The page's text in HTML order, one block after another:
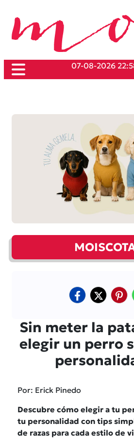
07-08-2026
Sin meter la
elegir un perro
Por: Erick Pinedo
Descubre cómo elegir a tu
tu personalidad con tips
de razas para cada estilo de